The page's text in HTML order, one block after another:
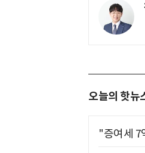
오늘의 핫뉴
"증여세 7